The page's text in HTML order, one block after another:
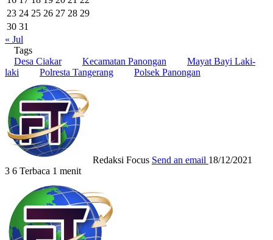
23 24 25 26 27 28 29
30 31
« Jul
Tags
Desa Ciakar
Kecamatan Panongan
Mayat Bayi Laki-
laki
Polresta Tangerang Polsek Panongan
Redaksi Focus Send an email 18/12/2021
3 6 Terbaca 1 menit